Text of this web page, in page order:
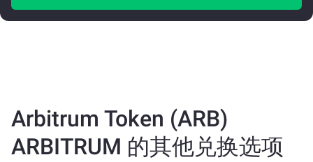
Arbitrum Token (ARB)
ARBITRUM 的其他兑换选项